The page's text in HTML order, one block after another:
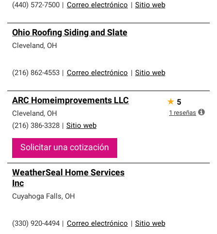
(440) 572-7500
Correo electrónico Sitio web
Ohio Roofing Siding and Slate
Cleveland, OH
(216) 862-4553 Correo electrónico Sitio web
ARC Homeimprovements LLC
Cleveland, OH
(216) 386-3328
Sitio web
Solicitar una cotización
★ 5
1 reseñas
WeatherSeal Home Services
Inc
Cuyahoga Falls, OH
(330) 920-4494 Correo electrónico Sitio web